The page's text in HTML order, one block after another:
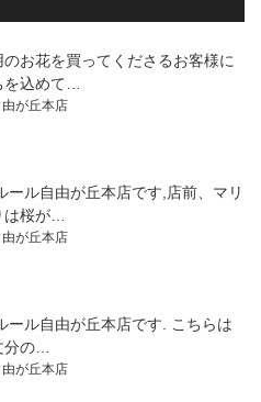
のお花を買ってくださるお客様に
込めて…
由が丘本店
ール自由が丘本店です,店前、マリ
桜が…
由が丘本店
ール自由が丘本店です️. こちらは
の…
由が丘本店